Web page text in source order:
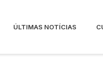
ÚLTIMAS NOTÍCIAS